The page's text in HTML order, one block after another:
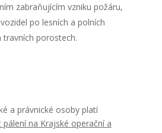
zabraňujícím vzniku požáru,
po lesních a polních
travních porostech.
a právnické osoby platí
na Krajské operační a